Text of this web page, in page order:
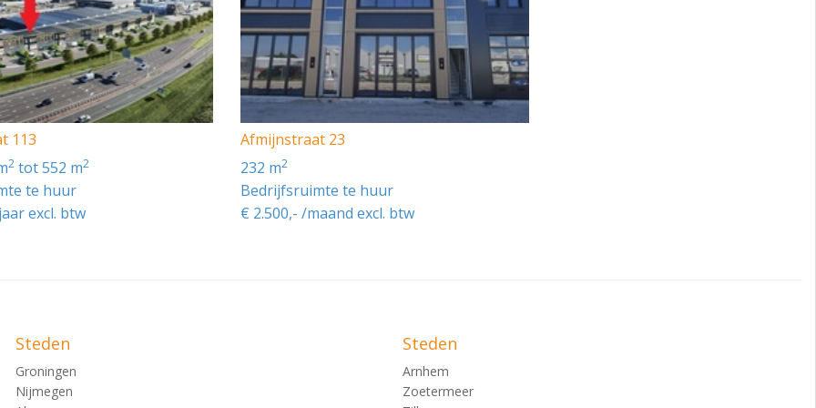
A++++.
113
2 tot 552 m2
te huur
excl. btw
Afmijnstraat 23
232 m2
Bedrijfsruimte te huur
€ 2.500,- /maand excl. btw
Steden
Groningen
Nijmegen
Steden
Arnhem
Zoetermeer